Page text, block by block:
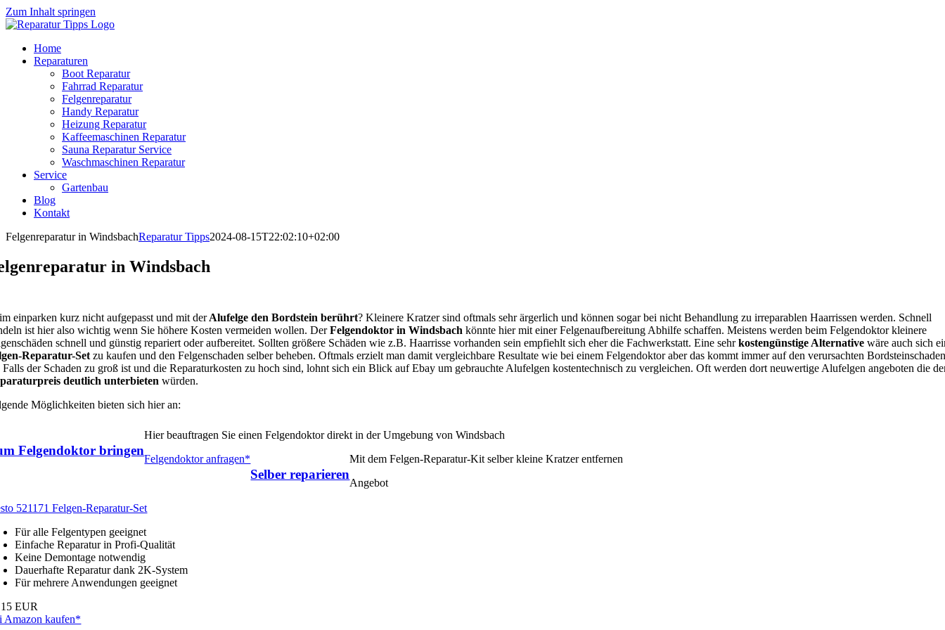
Zum Inhalt springen
Home
Reparaturen
Boot Reparatur
Fahrrad Reparatur
Felgenreparatur
Handy Reparatur
Heizung Reparatur
Kaffeemaschinen Reparatur
Sauna Reparatur Service
Waschmaschinen Reparatur
Service
Gartenbau
Blog
Kontakt
Felgenreparatur in WindsbachReparatur Tipps2024-08-15T22:02:10+02:00
in Windsbach
einparken kurz nicht aufgepasst und mit derAlufelge den Bordstein berührt? Kleinere Kratzer sind oftmals sehr ärgerlich und können sogar bei nicht Behandlung zu irreparablen Haarrissen werden. Schnell
ist hier also wichtig wenn Sie höhere Kosten vermeiden wollen. DerFelgendoktor in Windsbach könnte hier mit einer Felgenaufbereitung Abhilfe schaffen. Meistens werden beim Felgendoktor kleinere
schnell und günstig repariert oder aufbereitet. Sollten größere Schäden wie z.B. Haarrisse vorhanden sein empfiehlt sich eher die Fachwerkstatt. Eine sehrkostengünstige Alternative wäre auch sich
Reparatur-Set zu kaufen und den Felgenschaden selber beheben. Oftmals erzielt man damit vergleichbare Resultate wie bei einem Felgendoktor aber das kommt immer auf den verursachten
Falls der Schaden zu groß ist und die Reparaturkosten zu hoch sind, lohnt sich ein Blick auf Ebay um gebrauchte Alufelgen kostentechnisch zu vergleichen. Oft werden dort neuwertige Alufelgen angeboten die
deutlich unterbieten würden.
Möglichkeiten bieten sich hier an:
Felgendoktor bringen
Hier beauftragen Sie einen Felgendoktor direkt in der Umgebung von Windsbach
Felgendoktor anfragen*
Selber reparieren
Mit dem Felgen-Reparatur-Kit selber kleine Kratzer entfernen
Angebot
521171 Felgen-Reparatur-Set
Für alle Felgentypen geeignet
Einfache Reparatur in Profi-Qualität
Keine Demontage notwendig
Dauerhafte Reparatur dank 2K-System
Für mehrere Anwendungen geeignet
EUR
Amazon kaufen*